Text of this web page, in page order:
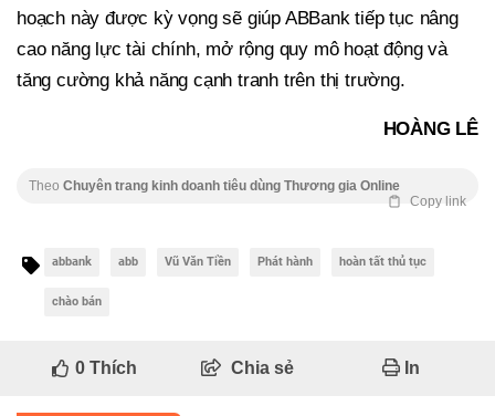
hoạch này được kỳ vọng sẽ giúp ABBank tiếp tục nâng
cao năng lực tài chính, mở rộng quy mô hoạt động và
tăng cường khả năng cạnh tranh trên thị trường.
HOÀNG LÊ
Theo Chuyên trang kinh doanh tiêu dùng Thương gia Online
Copy link
abbank abb Vũ Văn Tiền Phát hành hoàn tất thủ tục
chào bán
0Thích Chia sẻ In